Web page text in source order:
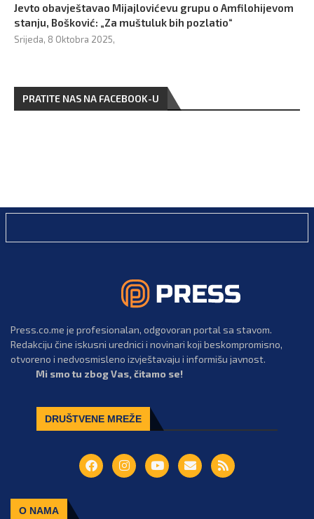
Jevto obavještavao Mijajlovićevu grupu o Amfilohijevom
stanju, Bošković: „Za muštuluk bih pozlatio“
Srijeda, 8 Oktobra 2025,
PRATITE NAS NA FACEBOOK-U
Press.co.me je profesionalan, odgovoran portal sa stavom.
Redakciju čine iskusni urednici i novinari koji beskompromisno,
otvoreno i nedvosmisleno izvještavaju i informišu javnost.
Mi smo tu zbog Vas, čitamo se!
DRUŠTVENE MREŽE
O NAMA